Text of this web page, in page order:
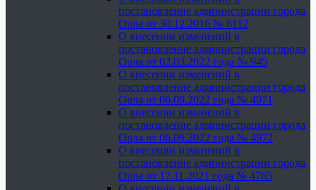
постановление администрации города
Орла от 30.12.2016 № 6112
О внесении изменений в
постановление администрации города
Орла от 02.03.2022 года № 945
О внесении изменений в
постановление администрации города
Орла от 06.09.2022 года № 4971
О внесении изменений в
постановление администрации города
Орла от 06.09.2022 года № 4972
О внесении изменений в
постановление администрации города
Орла от 17.11.2021 года № 4765